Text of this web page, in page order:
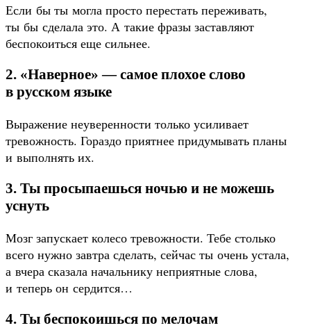
Если бы ты могла просто перестать переживать,
ты бы сделала это. А такие фразы заставляют
беспокоиться еще сильнее.
2. «Наверное» — самое плохое слово
в русском языке
Выражение неуверенности только усиливает
тревожность. Гораздо приятнее придумывать планы
и выполнять их.
3. Ты просыпаешься ночью и не можешь
уснуть
Мозг запускает колесо тревожности. Тебе столько
всего нужно завтра сделать, сейчас ты очень устала,
а вчера сказала начальнику неприятные слова,
и теперь он сердится…
4. Ты беспокоишься по мелочам